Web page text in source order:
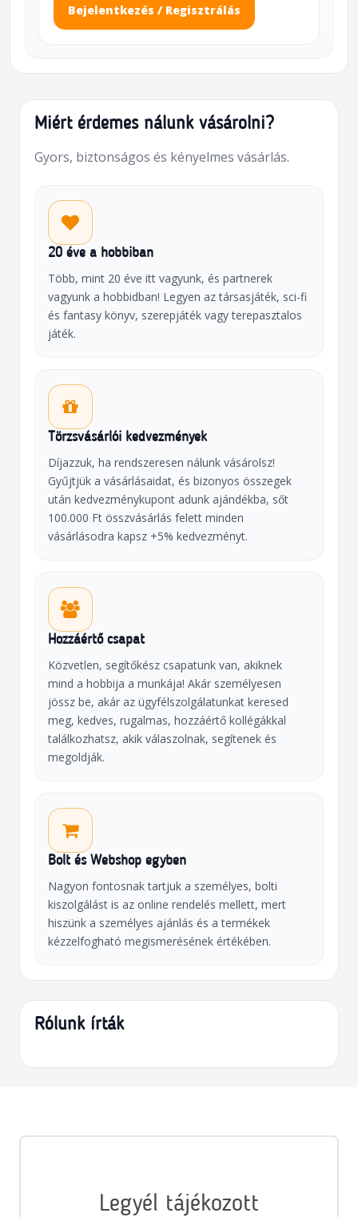
Bejelentkezés / Regisztrálás
Miért érdemes nálunk vásárolni?
Gyors, biztonságos és kényelmes vásárlás.
20 éve a hobbiban
Több, mint 20 éve itt vagyunk, és partnerek
vagyunk a hobbidban! Legyen az társasjáték, sci-fi
és fantasy könyv, szerepjáték vagy terepasztalos
játék.
Törzsvásárlói kedvezmények
Díjazzuk, ha rendszeresen nálunk vásárolsz!
Gyűjtjük a vásárlásaidat, és bizonyos összegek
után kedvezménykupont adunk ajándékba, sőt
100.000 Ft összvásárlás felett minden
vásárlásodra kapsz +5% kedvezményt.
Hozzáértő csapat
Közvetlen, segítőkész csapatunk van, akiknek
mind a hobbija a munkája! Akár személyesen
jössz be, akár az ügyfélszolgálatunkat keresed
meg, kedves, rugalmas, hozzáértő kollégákkal
találkozhatsz, akik válaszolnak, segítenek és
megoldják.
Bolt és Webshop egyben
Nagyon fontosnak tartjuk a személyes, bolti
kiszolgálást is az online rendelés mellett, mert
hiszünk a személyes ajánlás és a termékek
kézzelfogható megismerésének értékében.
Rólunk írták
Legyél tájékozott